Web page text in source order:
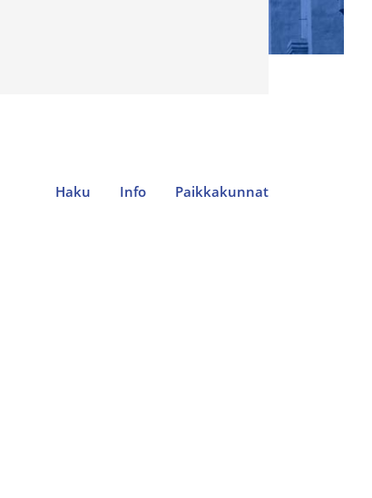
Haku Info Paikkakunnat